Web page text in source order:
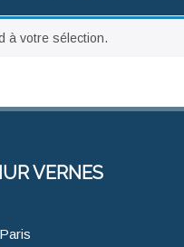
à votre sélection.
VERNES